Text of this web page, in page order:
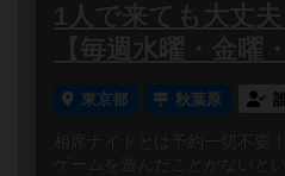
1人で来ても大丈
【毎週水曜・金曜
東京都 秋葉原
相席ナイトとは予約一切不要
ゲームを遊んだことがないと